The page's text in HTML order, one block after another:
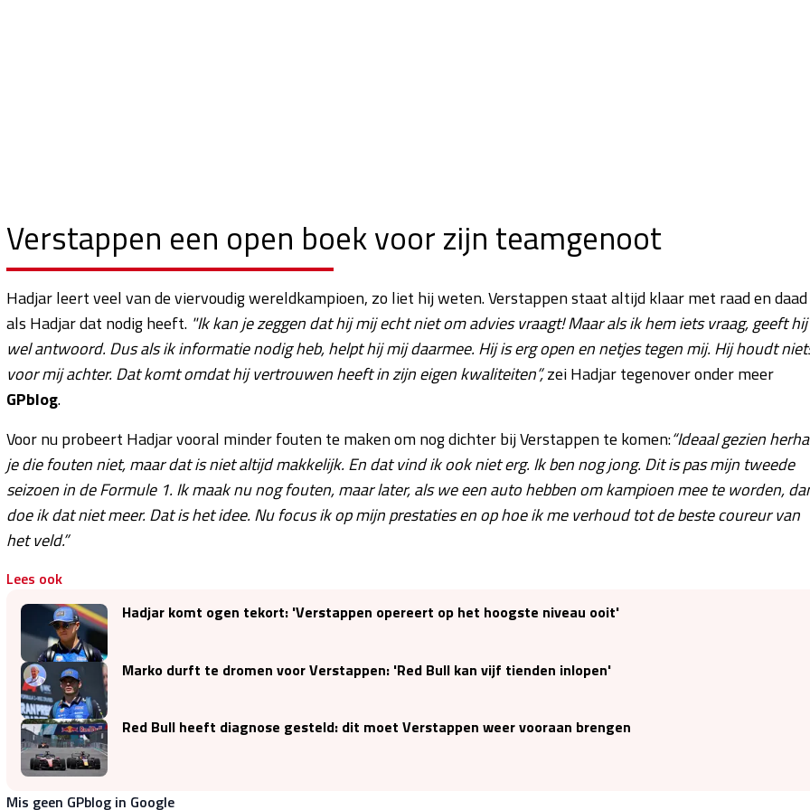
Verstappen een open boek voor zijn teamgenoot
Hadjar leert veel van de viervoudig wereldkampioen, zo liet hij weten. Verstappen staat altijd klaar met raad en daad
als Hadjar dat nodig heeft. "Ik kan je zeggen dat hij mij echt niet om advies vraagt! Maar als ik hem iets vraag, geeft hij
wel antwoord. Dus als ik informatie nodig heb, helpt hij mij daarmee. Hij is erg open en netjes tegen mij. Hij houdt
voor mij achter. Dat komt omdat hij vertrouwen heeft in zijn eigen kwaliteiten”,zei Hadjar tegenover onder meer
GPblog.
Voor nu probeert Hadjar vooral minder fouten te maken om nog dichter bij Verstappen te komen:“Ideaal gezien
je die fouten niet, maar dat is niet altijd makkelijk. En dat vind ik ook niet erg. Ik ben nog jong. Dit is pas mijn tweede
seizoen in de Formule 1. Ik maak nu nog fouten, maar later, als we een auto hebben om kampioen mee te worden,
doe ik dat niet meer. Dat is het idee. Nu focus ik op mijn prestaties en op hoe ik me verhoud tot de beste coureur van
het veld.”
Lees ook
Hadjar komt ogen tekort: 'Verstappen opereert op het hoogste niveau ooit'
Marko durft te dromen voor Verstappen: 'Red Bull kan vijf tienden inlopen'
Red Bull heeft diagnose gesteld: dit moet Verstappen weer vooraan brengen
Mis geen GPblog in Google